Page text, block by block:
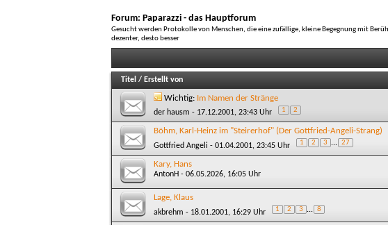
Forum: Paparazzi - das Hauptforum
Gesucht werden Protokolle von Menschen, die eine zufällige, kleine Begegnung mit
dezenter, desto besser
Titel / Erstellt von
Wichtig: Im Namen der Stränge
der hausm - 17.12.2001, 23:43 Uhr 1 2
Böhm, Karl-Heinz im "Steirerhof" (Der Gottfried-Angeli-Strang)
Gottfried Angeli - 01.04.2001, 23:45 Uhr 1 2 3 ... 27
Kary, Hans
AntonH - 06.05.2026, 16:05 Uhr
Lage, Klaus
akbrehm - 18.01.2001, 16:29 Uhr 1 2 3 ... 8